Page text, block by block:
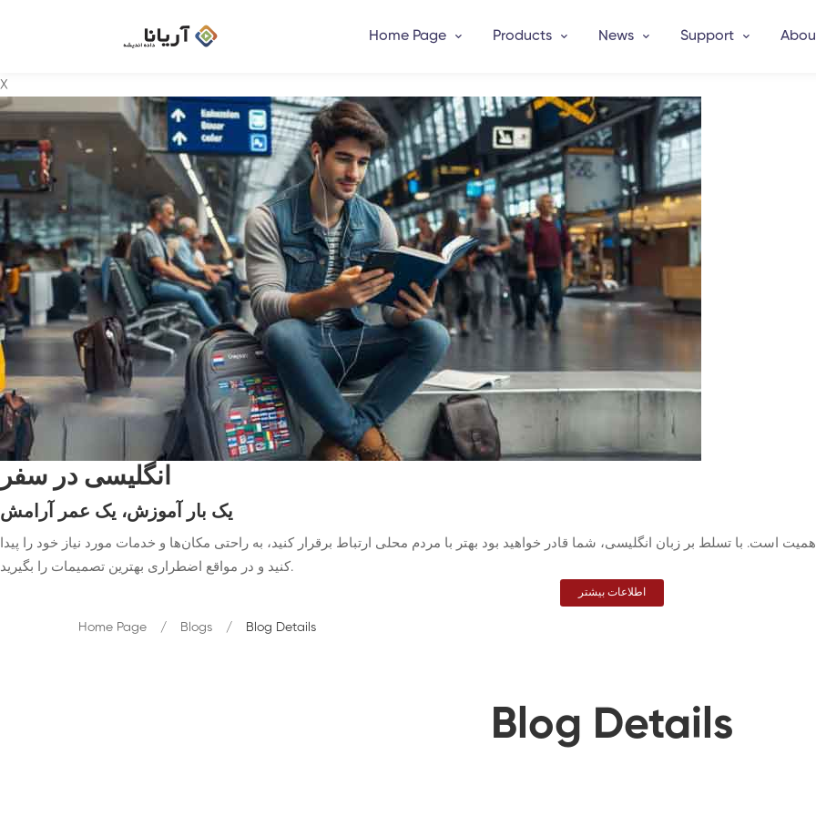
Home Page Products News Support
X
انگلیسی در سفر
یک بار آموزش، یک عمر آرامش
است. با تسلط بر زبان انگلیسی، شما قادر خواهید بود بهتر با مردم محلی ارتباط برقرار کنید، به راحتی مکان‌ها و خدمات مورد نیاز خود را پیدا
کنید و در مواقع اضطراری بهترین تصمیمات را بگیرید.
اطلاعات بیشتر
Blog Details
Home Page Blogs Blog Details